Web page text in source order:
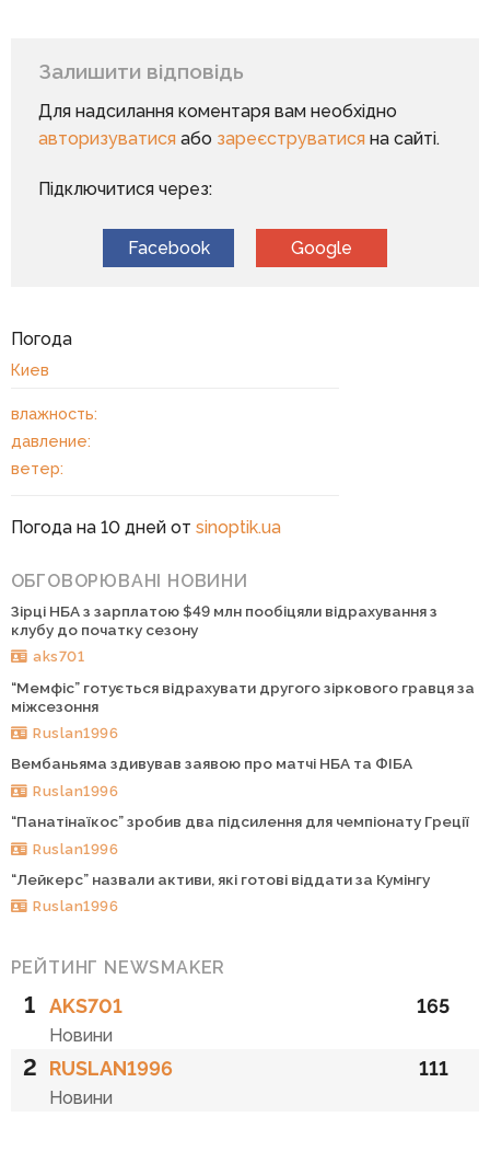
Залишити відповідь
Для надсилання коментаря вам необхідно
авторизуватисяабо зареєструватисяна сайті.
Підключитися через:
Facebook Google
Погода
Киев
влажность:
давление:
ветер:
Погода на 10 дней от sinoptik.ua
ОБГОВОРЮВАНІ НОВИНИ
Зірці НБА з зарплатою $49 млн пообіцяли відрахування з
клубу до початку сезону
aks701
“Мемфіс” готується відрахувати другого зіркового гравця за
міжсезоння
Ruslan1996
Вембаньяма здивував заявою про матчі НБА та ФІБА
Ruslan1996
“Панатінаїкос” зробив два підсилення для чемпіонату Греції
Ruslan1996
“Лейкерс” назвали активи, які готові віддати за Кумінгу
Ruslan1996
РЕЙТИНГ NEWSMAKER
1 AKS701
Новини
165
2 RUSLAN1996
Новини
111